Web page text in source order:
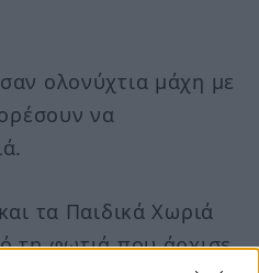
ολονύχτια μάχη με
να
τα Παιδικά Χωριά
τη φωτιά που άρχισε